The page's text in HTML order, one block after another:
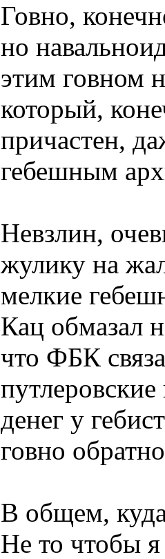
Говно,
но
этим говном
который,
причастен,
гебешным
Невзлин,
жулику на
мелкие
Кац обмазал
что ФБК
денег у
говно
В общем,
Не то чтобы